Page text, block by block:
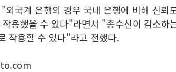
국계 은행의 경우 국내 은행에 비해 신뢰
용했을 수 있다"라면서 "총수신이 감소하
작용할 수 있다"라고 전했다.